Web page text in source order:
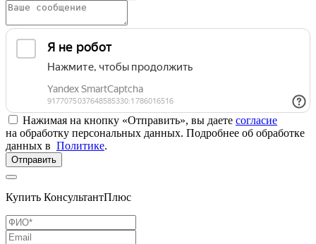
Нажимая на кнопку «Отправить», вы даете согласие
на обработку персональных данных. Подробнее об обработке
данных в Политике.
Отправить
Купить КонсультантПлюс